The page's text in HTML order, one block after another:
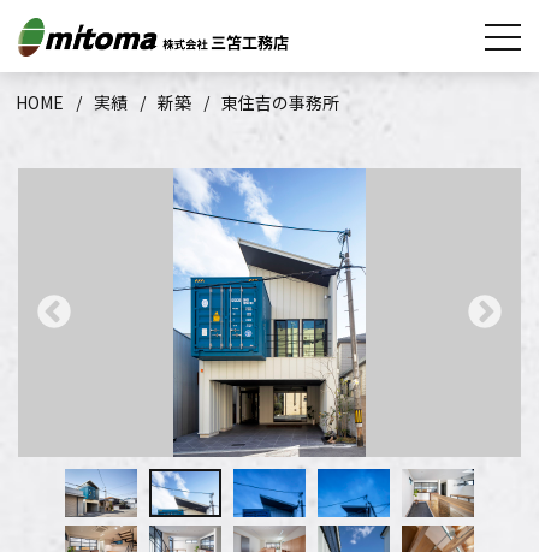
HOME 実績 新築 東住吉の事務所